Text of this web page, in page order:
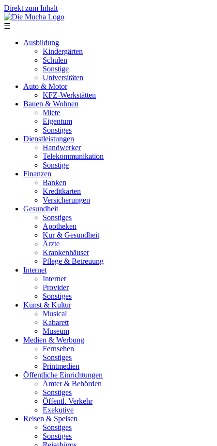
Direkt zum Inhalt
☰
Ausbildung
Kindergärten
Schulen
Sonstige
Universitäten
Auto & Motor
KFZ-Werkstätten
Bauen & Wohnen
Miete
Eigentum
Sonstiges
Dienstleistungen
Handwerker
Telekommunikation
Sonstige
Finanzen
Banken
Kreditkarten
Versicherungen
Gesundheit
Sonstiges
Apotheken
Kur & Gesundheit
Ärzte
Krankenhäuser
Pflege & Betreuung
Internet
Internet
Provider
Sonstiges
Kunst & Kultur
Musical
Kabarett
Museum
Medien & Werbung
Fernsehen
Sonstiges
Printmedien
Öffentliche Einrichtungen
Ämter & Behörden
Sonstiges
Öffentl. Verkehr
Exekutive
Reisen & Speisen
Sonstiges
Sonstiges